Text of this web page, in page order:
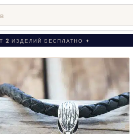
2 ИЗДЕЛИЙ БЕСПЛАТНО ✦